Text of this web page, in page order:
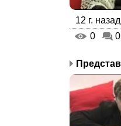
12 г. назад
0
0